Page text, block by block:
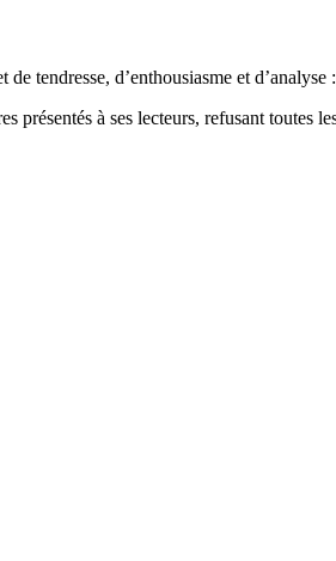
de tendresse, d’enthousiasme et
présentés à ses lecteurs, refusant toutes